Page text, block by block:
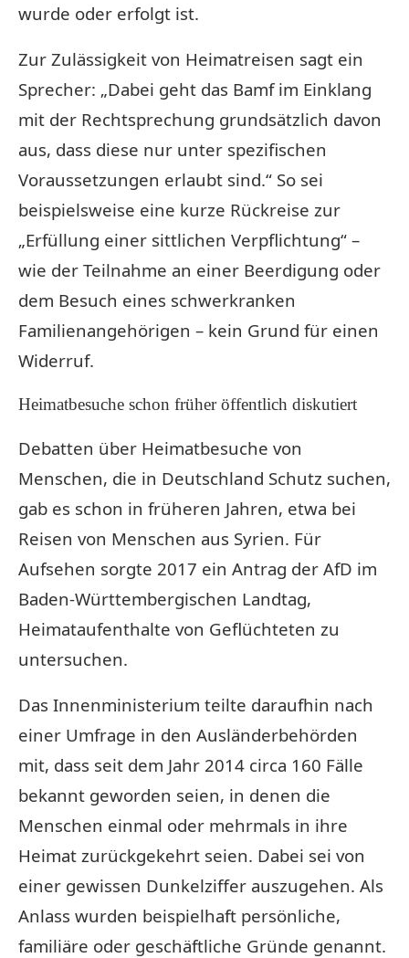
wurde oder erfolgt ist.
Zur Zulässigkeit von Heimatreisen sagt ein
Sprecher: „Dabei geht das Bamf im Einklang
mit der Rechtsprechung grundsätzlich davon
aus, dass diese nur unter spezifischen
Voraussetzungen erlaubt sind.“ So sei
beispielsweise eine kurze Rückreise zur
„Erfüllung einer sittlichen Verpflichtung“ –
wie der Teilnahme an einer Beerdigung oder
dem Besuch eines schwerkranken
Familienangehörigen – kein Grund für einen
Widerruf.
Heimatbesuche schon früher öffentlich diskutiert
Debatten über Heimatbesuche von
Menschen, die in Deutschland Schutz suchen,
gab es schon in früheren Jahren, etwa bei
Reisen von Menschen aus Syrien. Für
Aufsehen sorgte 2017 ein Antrag der AfD im
Baden-Württembergischen Landtag,
Heimataufenthalte von Geflüchteten zu
untersuchen.
Das Innenministerium teilte daraufhin nach
einer Umfrage in den Ausländerbehörden
mit, dass seit dem Jahr 2014 circa 160 Fälle
bekannt geworden seien, in denen die
Menschen einmal oder mehrmals in ihre
Heimat zurückgekehrt seien. Dabei sei von
einer gewissen Dunkelziffer auszugehen. Als
Anlass wurden beispielhaft persönliche,
familiäre oder geschäftliche Gründe genannt.